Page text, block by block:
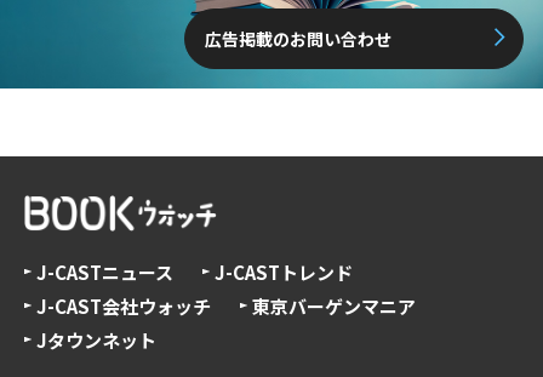
広告掲載のお問い合わせ
J-CASTニュース
J-CASTトレンド
J-CAST会社ウォッチ
東京バーゲンマニア
Jタウンネット